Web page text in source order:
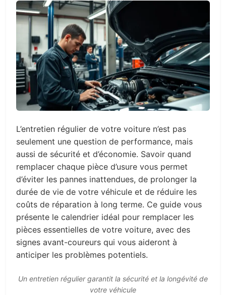
L’entretien régulier de votre voiture n’est pas
seulement une question de performance, mais
aussi de sécurité et d’économie. Savoir quand
remplacer chaque pièce d’usure vous permet
d’éviter les pannes inattendues, de prolonger la
durée de vie de votre véhicule et de réduire les
coûts de réparation à long terme. Ce guide vous
présente le calendrier idéal pour remplacer les
pièces essentielles de votre voiture, avec des
signes avant-coureurs qui vous aideront à
anticiper les problèmes potentiels.
Un entretien régulier garantit la sécurité et la longévité de
votre véhicule